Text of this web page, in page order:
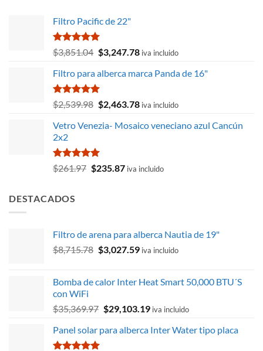
Filtro Pacific de 22"
Valorado
con
de 5
$3,851.04 El
original
era:
$3,851.04.
$3,247.78El
actual
$3,247.78.
iva incluido
Filtro para alberca marca Panda de 16"
Valorado
con
de 5
$2,539.98 El
original
$2,539.98.
$2,463.78El
actual
iva incluido
Vetro Venezia- Mosaico veneciano azul Cancún
2x2
Valorado
con
$261.97 El
$235.87Eliva incluido
DESTACADOS
Filtro de arena para alberca Nautia de 19"
$8,715.78 El
era:
$3,027.59El
es:
iva incluido
Bomba de calor Inter Heat Smart 50,000 BTU´S
con WiFi
$35,369.97 El
original
$29,103.19El
actual
iva incluido
Panel solar para alberca Inter Water tipo placa